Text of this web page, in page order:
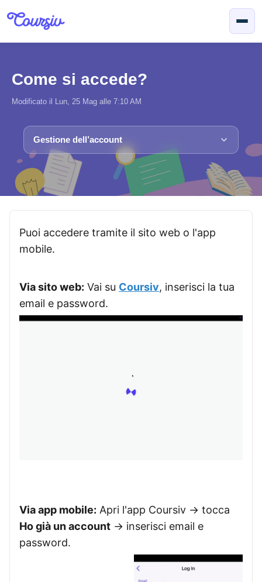
Come si accede?
Modificato il Lun, 25 Mag alle 7:10 AM
Gestione dell’account
Puoi accedere tramite il sito web o l'app
mobile.
Via sito web: Vai su Coursiv, inserisci la tua
email e password.
Via app mobile: Apri l'app Coursiv → tocca
Ho già un account → inserisci email e
password.